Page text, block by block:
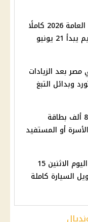
جدول امتحانات الثانوية العامة 2026 كاملًا
يونيو
مصر بعد الزيادات
وبدائل التبغ
التموين تنفي إلغاء 850 ألف بطاقة
أو المستفيد
أسعار البنزين والسولار اليوم الاثنين 15